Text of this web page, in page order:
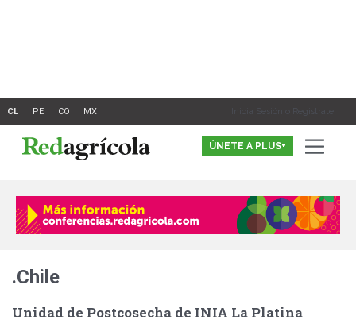
Inicia Sesión o Registrate
ÚNETE A PLUS+
.Chile
Unidad de Postcosecha de INIA La Platina